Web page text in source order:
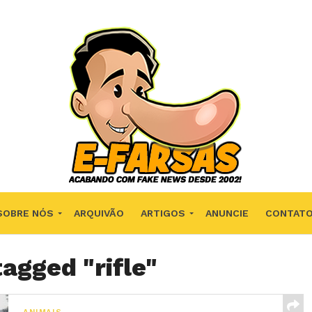
NÓS ARQUIVÃO ARTIGOS ANUNCIE CONTATO
"rifle"